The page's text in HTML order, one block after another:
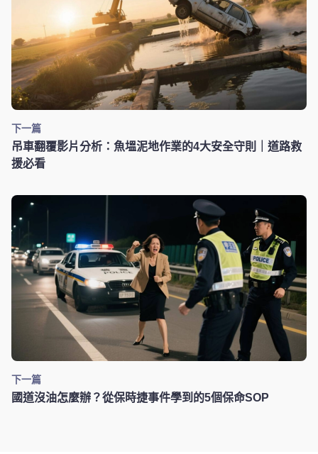
下一篇
吊車翻覆影片分析：魚塭泥地作業的4大安全守則｜道路救
援必看
下一篇
國道沒油怎麼辦？從保時捷事件學到的5個保命SOP